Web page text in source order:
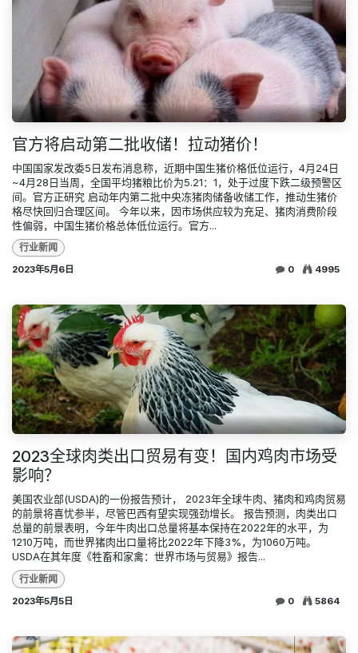
官方将启动第二批收储！拉动猪价！
中国国家发改委5日发布消息称，近期中国生猪价格低位运行，4月24日
~4月28日当周，全国平均猪粮比价为5.21：1，处于过度下跌二级预警区
间。官方正研究 启动年内第二批中央冻猪肉储备收储工作，推动生猪价
格尽快回归合理区间。 今年以来，因市场供应较为充足、猪肉消费阶段
性偏弱，中国生猪价格总体低位运行。官方...
行业新闻
2023年5月6日 0 4995
2023全球肉类出口贸易有变！国内鸡肉市场受
影响？
美国农业部(USDA)的一份报告预计， 2023年全球牛肉、猪肉和鸡肉贸易
的前景将喜忧参半，尽管巴西有望实现强劲增长。 报告预测，肉类出口
总量的前景表明，今年牛肉出口总量将基本保持在2022年的水平，为
1210万吨，而世界猪肉出口量将比2022年下降3%，为1060万吨。
USDA在其年度《牲畜和家禽：世界市场与贸易》报告...
行业新闻
2023年5月5日 0 5864